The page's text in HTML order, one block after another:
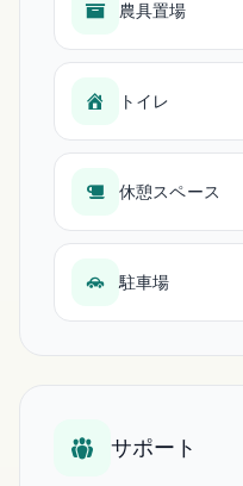
農具置場
トイレ
休憩スペース
駐車場
サポート